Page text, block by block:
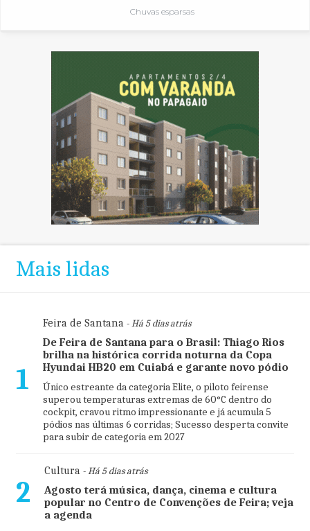
Chuvas esparsas
Mais lidas
1
Feira de Santana- Há 5 dias atrás
De Feira de Santana para o Brasil: Thiago Rios
brilha na histórica corrida noturna da Copa
Hyundai HB20 em Cuiabá e garante novo pódio
Único estreante da categoria Elite, o piloto feirense
superou temperaturas extremas de 60°C dentro do
cockpit, cravou ritmo impressionante e já acumula 5
pódios nas últimas 6 corridas; Sucesso desperta convite
para subir de categoria em 2027
2
Cultura- Há 5 dias atrás
Agosto terá música, dança, cinema e cultura
popular no Centro de Convenções de Feira; veja
a agenda